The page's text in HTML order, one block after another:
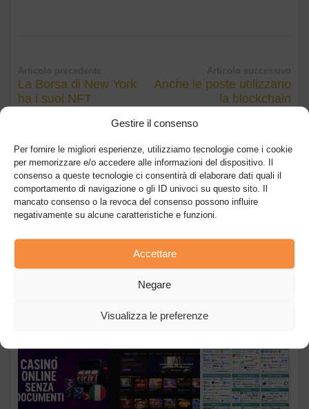
Gestire il consenso
Per fornire le migliori esperienze, utilizziamo tecnologie come i cookie
per memorizzare e/o accedere alle informazioni del dispositivo. Il
consenso a queste tecnologie ci consentirà di elaborare dati quali il
comportamento di navigazione o gli ID univoci su questo sito. Il
mancato consenso o la revoca del consenso possono influire
negativamente su alcune caratteristiche e funzioni.
Accettare
Negare
Visualizza le preferenze
La Borsa di New York
ha i suoi NFT
Anche le poste utilizzano
la blockchain
Riccardo Moro
campo dell'economia e della finanza. Riccardo pubblica notizie,
articoli e sviluppa sceneggiature per video finalizzati alla
attivamente lo sviluppo dell'industria delle criptovalute.